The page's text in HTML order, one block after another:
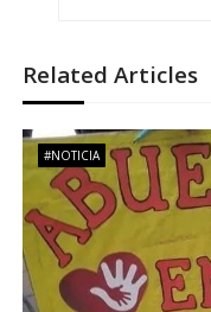
g
a
c
i
Related Articles
#NOTICIA